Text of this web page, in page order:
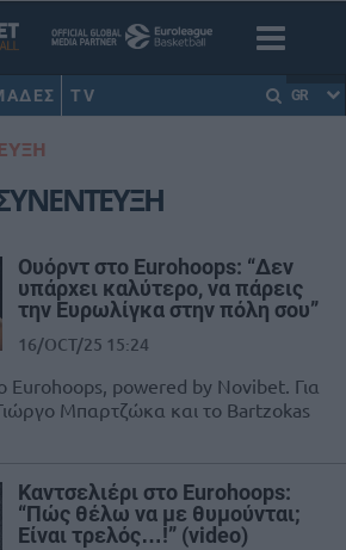
TV GR
Ουόρντ στο Eurohoops: “Δεν
υπάρχει καλύτερο, να πάρεις
την Ευρωλίγκα στην πόλη σου”
16/OCT/25 15:24
Eurohoops, powered by Novibet. Για
Μπαρτζώκα και το Bartzokas
Καντσελιέρι στο Eurohoops:
“Πώς θέλω να με θυμούνται;
Είναι τρελός…!” (video)